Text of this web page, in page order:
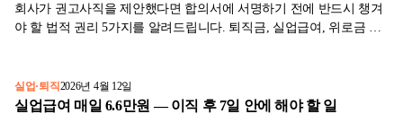
회사가 권고사직을 제안했다면 합의서에 서명하기 전에 반드시 챙겨
야 할 법적 권리 5가지를 알려드립니다. 퇴직금, 실업급여, 위로금 협
실업·퇴직2026년 4월 12일
실업급여 매일 6.6만원 — 이직 후 7일 안에 해야 할 일